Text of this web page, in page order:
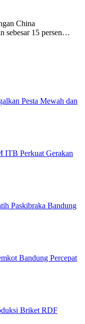
China
sebesar 15 persen…
Pesta Mewah dan
ITB Perkuat Gerakan
Paskibraka Bandung
Bandung Percepat
Briket RDF